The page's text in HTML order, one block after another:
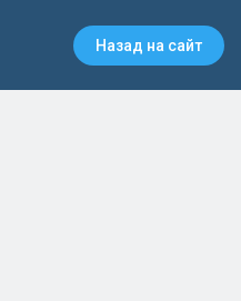
Назад на сайт